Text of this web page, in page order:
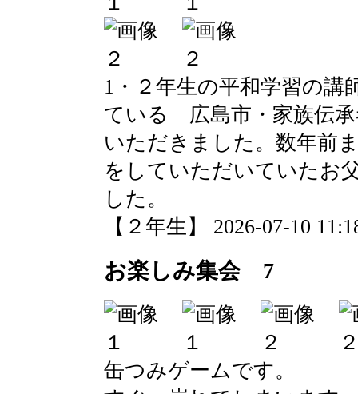
1・２年生の平和学習の講
ている 広島市・家族伝
いただきました。数年前
をしていただいていたお
した。
【２年生】 2026-07-10
お楽しみ集会 7
缶つみゲームです。